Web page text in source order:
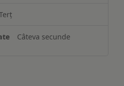
Câteva secunde